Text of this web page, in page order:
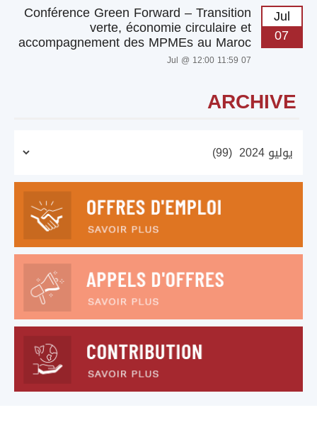
Jul
07
Conférence Green Forward – Transition
verte, économie circulaire et
accompagnement des MPMEs au Maroc
07 Jul @ 12:00 11:59
ARCHIVE